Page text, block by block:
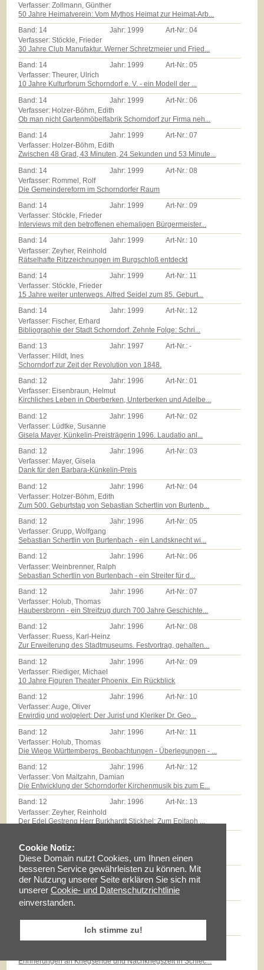
Cookie Notiz:
Diese Domain nutzt Cookies, um Ihnen einen
besseren Service gewährleisten zu können. Mit
der Nutzung unserer Seite erklären Sie sich mit
unserer Cookie- und Datenschutzrichtlinie
einverstanden.
Ich stimme zu!
Verfasser: Zollmann, Günther
50 Jahre Heimatverein: Vom Mythos Heimat zur Heimat-Arb...
Band: 14 Jahr: 1999 Art-Nr.:04
Verfasser: Stöckle, Frieder
30 Jahre Club Manufaktur. Werner Schretzmeier und Fried...
Band: 14 Jahr: 1999 Art-Nr.:05
Verfasser: Theurer, Ulrich
10 Jahre Kulturforum Schorndorf e. V. - ein Modell der ...
Band: 14 Jahr: 1999 Art-Nr.:06
Verfasser: Holzer-Böhm, Edith
Ob man nicht Gartenmöbelfabrik Schorndorf zur Firma neh...
Band: 14 Jahr: 1999 Art-Nr.:07
Verfasser: Holzer-Böhm, Edith
Zwischen 48 Grad, 43 Minuten, 24 Sekunden und 53 Minute...
Band: 14 Jahr: 1999 Art-Nr.:08
Verfasser: Rommel, Rolf
Die Gemeindereform im Schorndorfer Raum
Band: 14 Jahr: 1999 Art-Nr.:09
Verfasser: Stöckle, Frieder
Interviews mit den betroffenen ehemaligen Bürgermeister...
Band: 14 Jahr: 1999 Art-Nr.: 10
Verfasser: Zeyher, Reinhold
Rätselhafte Ritzzeichnungen im Burgschloß entdeckt
Band: 14 Jahr: 1999 Art-Nr.: 11
Verfasser: Stöckle, Frieder
15 Jahre weiter unterwegs. Alfred Seidel zum 85. Geburt...
Band: 14 Jahr: 1999 Art-Nr.: 12
Verfasser: Fischer, Erhard
Bibliographie der Stadt Schorndorf. Zehnte Folge: Schri...
Band: 13 Jahr: 1997 Art-Nr.:-
Verfasser: Hildt, Ines
Schorndorf zur Zeit der Revolution von 1848.
Band: 12 Jahr: 1996 Art-Nr.:01
Verfasser: Eisenbraun, Helmut
Kirchliches Leben in Oberberken, Unterberken und Adelbe...
Band: 12 Jahr: 1996 Art-Nr.:02
Verfasser: Lüdtke, Susanne
Gisela Mayer, Künkelin-Preisträgerin 1996. Laudatio anl...
Band: 12 Jahr: 1996 Art-Nr.:03
Verfasser: Mayer, Gisela
Dank für den Barbara-Künkelin-Preis
Band: 12 Jahr: 1996 Art-Nr.:04
Verfasser: Holzer-Böhm, Edith
Zum 500. Geburtstag von Sebastian Schertlin von Burtenb...
Band: 12 Jahr: 1996 Art-Nr.:05
Verfasser: Grupp, Wolfgang
Sebastian Schertlin von Burtenbach - ein Landsknecht wi...
Band: 12 Jahr: 1996 Art-Nr.:06
Verfasser: Weinbrenner, Ralph
Sebastian Schertlin von Burtenbach - ein Streiter für d...
Band: 12 Jahr: 1996 Art-Nr.:07
Verfasser: Holub, Thomas
Haubersbronn - ein Streifzug durch 700 Jahre Geschichte...
Band: 12 Jahr: 1996 Art-Nr.:08
Verfasser: Ruess, Karl-Heinz
Zur Erweiterung des Stadtmuseums. Festvortrag, gehalten...
Band: 12 Jahr: 1996 Art-Nr.:09
Verfasser: Riediger, Michael
10 Jahre Figuren Theater Phoenix. Ein Rückblick
Band: 12 Jahr: 1996 Art-Nr.: 10
Verfasser: Auge, Oliver
Erwirdig und wolgelert: Der Jurist und Kleriker Dr. Geo...
Band: 12 Jahr: 1996 Art-Nr.: 11
Verfasser: Holub, Thomas
Die Wiege Württembergs. Beobachtungen - Überlegungen - ...
Band: 12 Jahr: 1996 Art-Nr.: 12
Verfasser: Von Maltzahn, Damian
Die Entwicklung der Schorndorfer Kirchenmusik bis zum E...
Band: 12 Jahr: 1996 Art-Nr.: 13
Verfasser: Zeyher, Reinhold
Der Edel Gestreng Herr Burkhardt Stickhel: Zum Epitaph ...
Verfasser: Zollmann, Günther
Massenarmut und landwirtschaftliche Reformen auf dem Sc...
Band:12 Jahr:1996 Art-Nr.: 15
Verfasser: Milz, Thomas
Götz E.Hübner - ein experimenteller Geschichtspraktiker...
Band:12
Band:12 Jahr:1996 Art-Nr.:17
Erinnerungen an Kriegsende und Nachkriegszeit in Schlec...